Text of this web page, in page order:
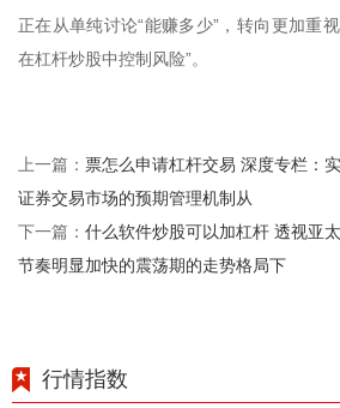
正在从单纯讨论“能赚多少”，转向更加重
在杠杆炒股中控制风险”。
上一篇： 票怎么申请杠杆交易 深度专栏：
证券交易市场的预期管理机制从
下一篇： 什么软件炒股可以加杠杆 透视亚
节奏明显加快的震荡期的走势格局下
行情指数